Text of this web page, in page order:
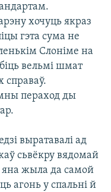
хочуць якраз
гэта сума не
Слоніме на
вельмі шмат
пераход ды
выратавалі ад
сьвёкру вядомай
яна жыла да самой
агонь у спальні й